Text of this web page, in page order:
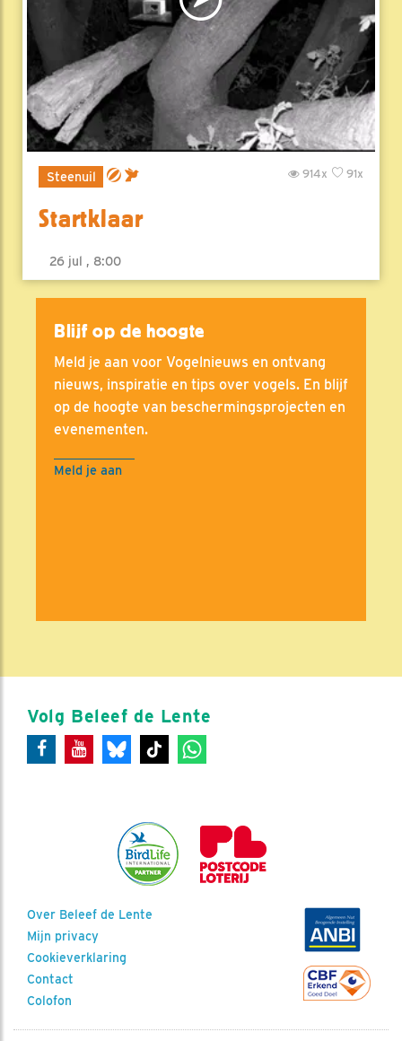
Steenuil 91x
914x
Startklaar
26 jul , 8:00
Blijf op de hoogte
Meld je aan voor Vogelnieuws en ontvang
nieuws, inspiratie en tips over vogels. En blijf
op de hoogte van beschermingsprojecten en
evenementen.
Meld je aan
Volg Beleef de Lente
Over Beleef de Lente
Mijn privacy
Cookieverklaring
Contact
Colofon